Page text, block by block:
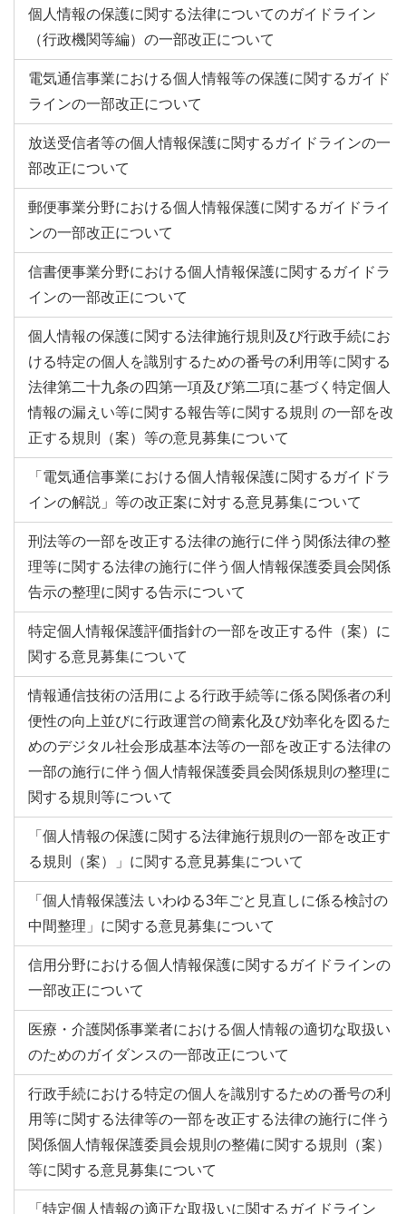
個人情報の保護に関する法律についてのガイドライン
（行政機関等編）の一部改正について
電気通信事業における個人情報等の保護に関するガイド
ラインの一部改正について
放送受信者等の個人情報保護に関するガイドラインの一
部改正について
郵便事業分野における個人情報保護に関するガイドライ
ンの一部改正について
信書便事業分野における個人情報保護に関するガイドラ
インの一部改正について
個人情報の保護に関する法律施行規則及び行政手続にお
ける特定の個人を識別するための番号の利用等に関する
法律第二十九条の四第一項及び第二項に基づく特定個人
情報の漏えい等に関する報告等に関する規則 の一部を改
正する規則（案）等の意見募集について
「電気通信事業における個人情報保護に関するガイドラ
インの解説」等の改正案に対する意見募集について
刑法等の一部を改正する法律の施行に伴う関係法律の整
理等に関する法律の施行に伴う個人情報保護委員会関係
告示の整理に関する告示について
特定個人情報保護評価指針の一部を改正する件（案）に
関する意見募集について
情報通信技術の活用による行政手続等に係る関係者の利
便性の向上並びに行政運営の簡素化及び効率化を図るた
めのデジタル社会形成基本法等の一部を改正する法律の
一部の施行に伴う個人情報保護委員会関係規則の整理に
関する規則等について
「個人情報の保護に関する法律施行規則の一部を改正す
る規則（案）」に関する意見募集について
「個人情報保護法 いわゆる3年ごと見直しに係る検討の
中間整理」に関する意見募集について
信用分野における個人情報保護に関するガイドラインの
一部改正について
医療・介護関係事業者における個人情報の適切な取扱い
のためのガイダンスの一部改正について
行政手続における特定の個人を識別するための番号の利
用等に関する法律等の一部を改正する法律の施行に伴う
関係個人情報保護委員会規則の整備に関する規則（案）
等に関する意見募集について
「特定個人情報の適正な取扱いに関するガイドライン